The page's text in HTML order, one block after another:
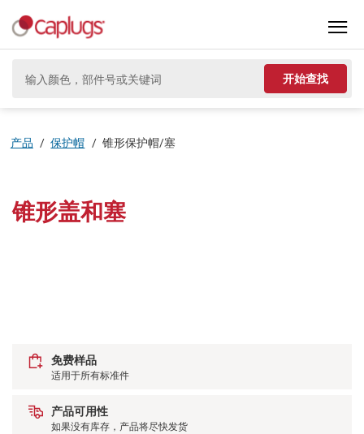
开始查找
产品 / 保护帽 / 锥形保护帽/塞
锥形盖和塞
免费样品
适用于所有标准件
产品可用性
如果没有库存，产品将尽快发货